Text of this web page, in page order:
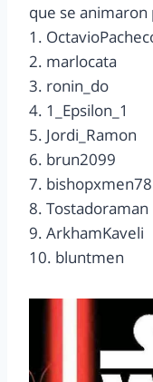
que se
1.
2. marlocata
3. ronin_do
4. 1_Epsilon_1
5. Jordi_Ramon
6. brun2099
7. bishopxmen78
8. Tostadoraman
9. ArkhamKaveli
10. bluntmen